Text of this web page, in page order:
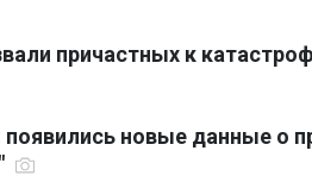
причастных к
новые данные о